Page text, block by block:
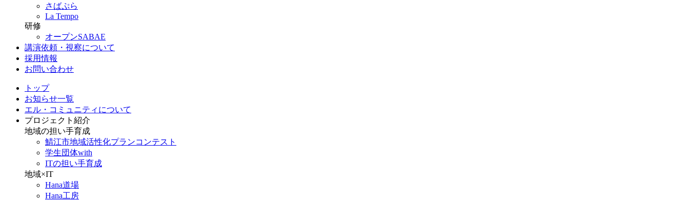
さばぷら
La Tempo
研修
オープンSABAE
講演依頼・視察について
採用情報
お問い合わせ
トップ
お知らせ一覧
エル・コミュニティについて
プロジェクト紹介
地域の担い手育成
鯖江市地域活性化プランコンテスト
学生団体with
ITの担い手育成
地域×IT
Hana道場
Hana工房